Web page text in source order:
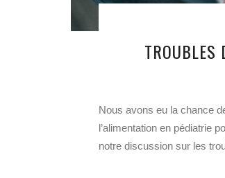
TROUBLES
Nous avons eu la chance
l’alimentation en pédiatrie
notre discussion sur les